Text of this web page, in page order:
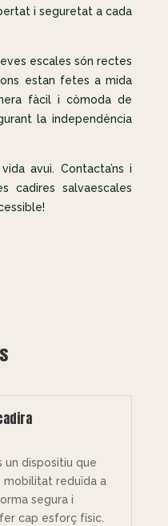
i seguretat a cada
escales són rectes
estan fetes a mida
fàcil i còmoda de
la independència
avui. Contacta’ns i
cadires salvaescales
un dispositiu que
mobilitat reduïda a
segura i
cap esforç físic.